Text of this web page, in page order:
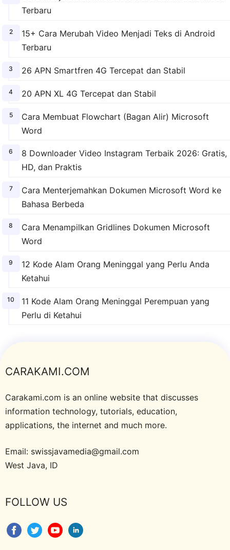
Terbaru
15+ Cara Merubah Video Menjadi Teks di Android
Terbaru
26 APN Smartfren 4G Tercepat dan Stabil
20 APN XL 4G Tercepat dan Stabil
Cara Membuat Flowchart (Bagan Alir) Microsoft
Word
8 Downloader Video Instagram Terbaik 2026: Gratis,
HD, dan Praktis
Cara Menterjemahkan Dokumen Microsoft Word ke
Bahasa Berbeda
Cara Menampilkan Gridlines Dokumen Microsoft
Word
12 Kode Alam Orang Meninggal yang Perlu Anda
Ketahui
11 Kode Alam Orang Meninggal Perempuan yang
Perlu di Ketahui
CARAKAMI.COM
Carakami.com is an online website that discusses
information technology, tutorials, education,
applications, the internet and much more.
Email: swissjavamedia@gmail.com
West Java, ID
FOLLOW US